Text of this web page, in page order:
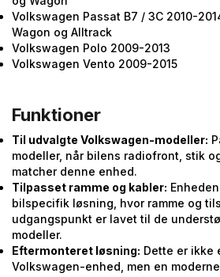
Volkswagen Passat B7 / 3C 2010-
Wagon og Alltrack
Volkswagen Polo 2009-2013
Volkswagen Vento 2009-2015
Funktioner
Til udvalgte Volkswagen-modeller:
modeller, når bilens radiofront, stik
matcher denne enhed.
Tilpasset ramme og kabler:
bilspecifik løsning, hvor ramme og
udgangspunkt er lavet til de
modeller.
Eftermonteret løsning: Dette er ikke
Volkswagen-enhed, men en